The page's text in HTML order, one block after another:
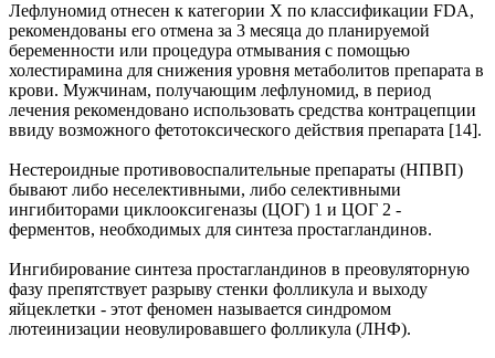
Лефлуномид отнесен к категории X по классификации FDA,
рекомендованы его отмена за 3 месяца до планируемой
беременности или процедура отмывания с помощью
холестирамина для снижения уровня метаболитов препарата в
крови. Мужчинам, получающим лефлуномид, в период
лечения рекомендовано использовать средства контрацепции
ввиду возможного фетотоксического действия препарата [14].
Нестероидные противовоспалительные препараты (НПВП)
бывают либо неселективными, либо селективными
ингибиторами циклооксигеназы (ЦОГ) 1 и ЦОГ 2 -
ферментов, необходимых для синтеза простагландинов.
Ингибирование синтеза простагландинов в преовуляторную
фазу препятствует разрыву стенки фолликула и выходу
яйцеклетки - этот феномен называется синдромом
лютеинизации неовулировавшего фолликула (ЛНФ).